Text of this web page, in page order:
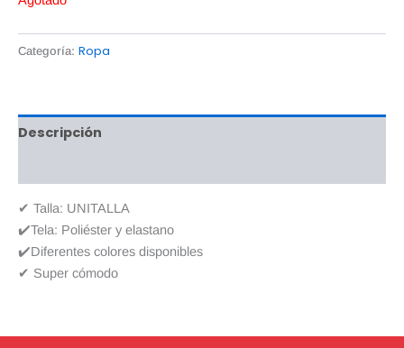
Categoría: Ropa
Descripción
✔ Talla: UNITALLA
✔️Tela: Poliéster y elastano
✔️Diferentes colores disponibles
✔ Super cómodo